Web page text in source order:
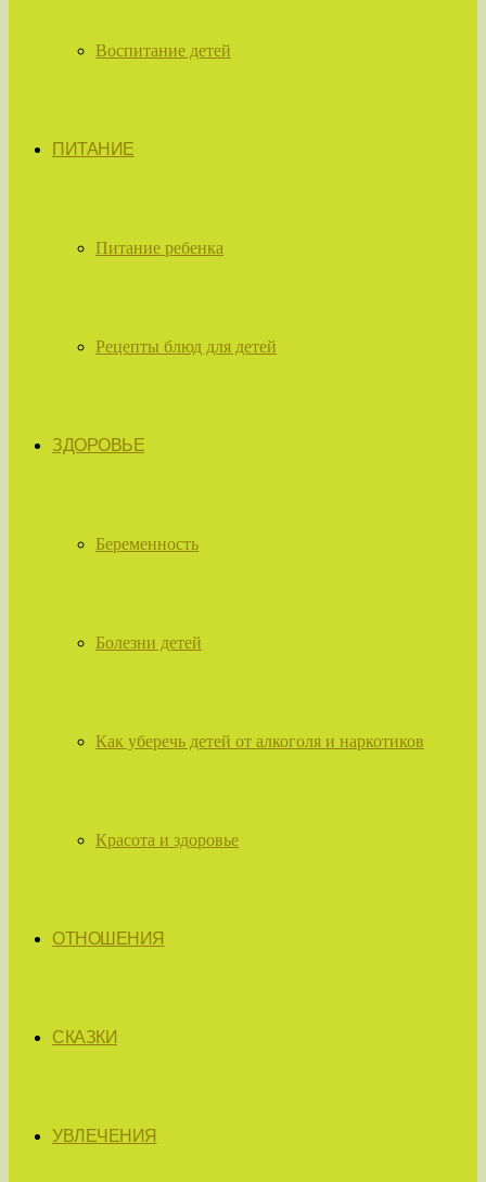
Воспитание детей
ПИТАНИЕ
Питание ребенка
Рецепты блюд для детей
ЗДОРОВЬЕ
Беременность
Болезни детей
Как уберечь детей от алкоголя и наркотиков
Красота и здоровье
ОТНОШЕНИЯ
СКАЗКИ
УВЛЕЧЕНИЯ